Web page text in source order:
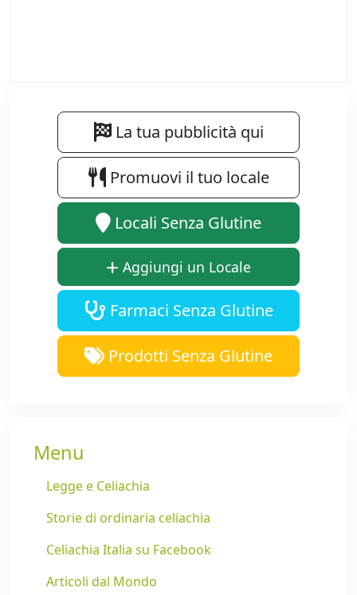
La tua pubblicità qui
Promuovi il tuo locale
Locali Senza Glutine
Aggiungi un Locale
Farmaci Senza Glutine
Prodotti Senza Glutine
Menu
Legge e Celiachia
Storie di ordinaria celiachia
Celiachia Italia su Facebook
Articoli dal Mondo